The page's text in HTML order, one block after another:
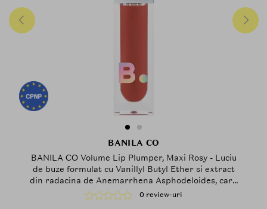
BANILA CO
BANILA CO Volume Lip Plumper, Maxi Rosy - Luciu
de buze formulat cu Vanillyl Butyl Ether si extract
din radacina de Anemarrhena Asphodeloides, care
contribuie la efectul de volum si la mentinerea
confortului buzelor
0 review-uri